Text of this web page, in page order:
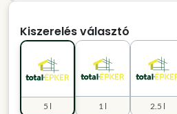
Kiszerelés választó
1 l 2.5 l
5 l